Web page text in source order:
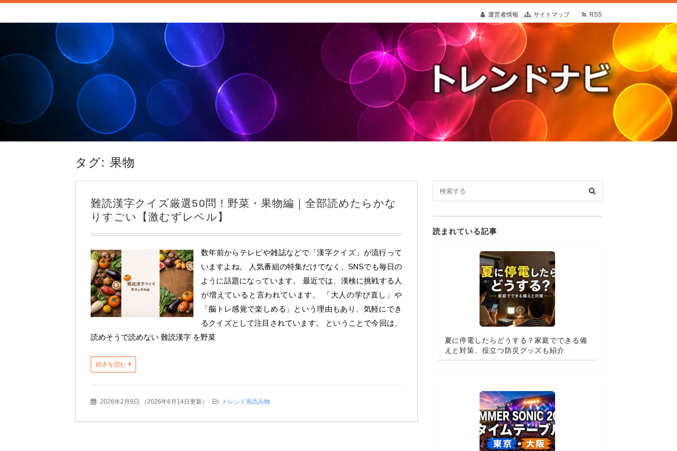
運営者情報 サイトマップ RSS
トレンドナビ｜旬の情報や話題の商品をお届けします
新商品や面白い話題など旬のトレンドをご紹介しています。みなさんが検索することこそトレンド。日常の疑問や予想外の出来事にも寄り添う情報を発
信します。
タグ: 果物
難読漢字クイズ厳選50問！野菜・果物編｜全部読めたらかな
りすごい【激むずレベル】
数年前からテレビや雑誌などで「漢字クイズ」が流行って
いますよね。 人気番組の特集だけでなく、SNSでも毎日の
ように話題になっています。 最近では、漢検に挑戦する人
が増えていると言われています。 「大人の学び直し」や
「脳トレ感覚で楽しめる」という理由もあり、気軽にでき
るクイズとして注目されています。 ということで今回は、
読めそうで読めない 難読漢字 を野菜
続きを読む
2026年2月9日 （ 2026年6月14日更新） トレンド系読み物
読まれている記事
夏に停電したらどうする？家庭でできる備
えと対策、役立つ防災グッズも紹介